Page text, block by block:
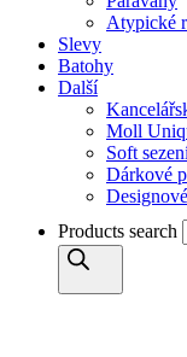
Atypické
Slevy
Batohy
Další
Moll
Soft
Dárkové
Products search